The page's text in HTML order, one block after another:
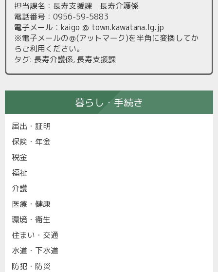
担当課名：長寿支援課 長寿介護係
電話番号：0956-59-5883
電子メール：kaigo ＠ town.kawatana.lg.jp
※電子メールの＠(アットマーク)を半角に変換してか
らご利用ください。
タグ: 長寿介護係, 長寿支援課
暮らし・手続き
届出・証明
保険・年金
税金
福祉
介護
医療・健康
環境・衛生
住まい・交通
水道・下水道
防犯・防災